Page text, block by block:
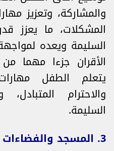
والمشاركة، وتعزيز
المشكلات، ما يعزز
السليمة ويعده
الأقران جزءا مهما
يتعلم الطفل
والاحترام
السليمة.
3. المسجد والفضاءات الجمعوية